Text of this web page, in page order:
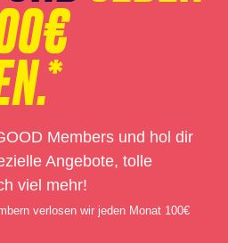
Members und hol dir
Angebote, tolle
viel mehr!
verlosen wir jeden Monat 100€